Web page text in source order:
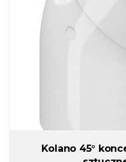
Kolano 45°